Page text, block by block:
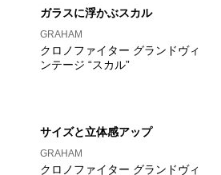
ガラスに浮かぶスカル
GRAHAM
クロノファイター グランドヴィ
ンテージ “スカル”
サイズと立体感アップ
GRAHAM
クロノファイター グランドヴィ